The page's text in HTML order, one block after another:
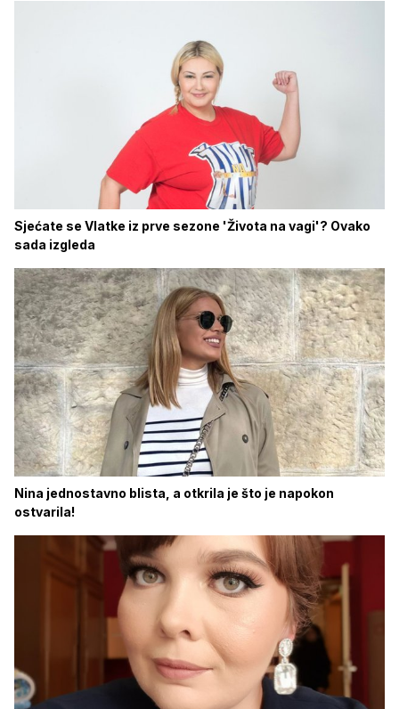
Sjećate se Vlatke iz prve sezone 'Života na vagi'? Ovako
sada izgleda
Nina jednostavno blista, a otkrila je što je napokon
ostvarila!